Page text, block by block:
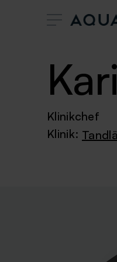
Klinikchef
Klinik: